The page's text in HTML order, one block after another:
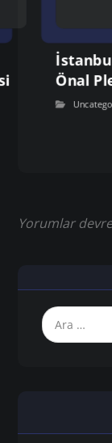
Önal
Yorumlar devre